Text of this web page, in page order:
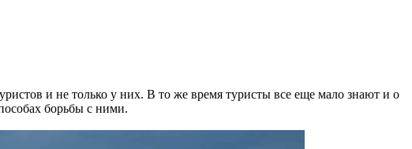
и не только у них. В то же время туристы все еще мало знают и о
борьбы с ними.